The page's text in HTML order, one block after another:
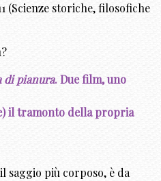
(Scienze storiche, filosofiche
di pianura. Due film, uno
il tramonto della propria
saggio più corposo, è da